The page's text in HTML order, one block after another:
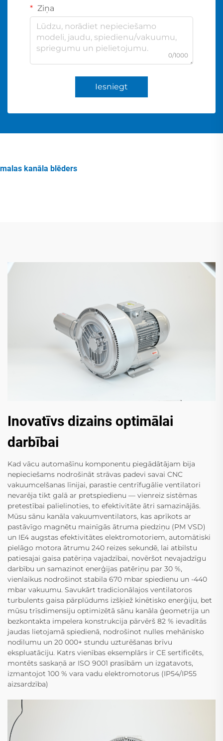
Ziņa
0/1000
Iesniegt
malas kanāla blēders
Inovatīvs dizains optimālai
darbībai
Kad vācu automašīnu komponentu piegādātājam bija
nepieciešams nodrošināt strāvas padevi savai CNC
vakuumcelšanas līnijai, parastie centrīfugālie ventilatori
nevarēja tikt galā ar pretspiedienu — vienreiz sistēmas
pretestībai palielinoties, to efektivitāte ātri samazinājās.
Mūsu sānu kanāla vakuumventilators, kas aprīkots ar
pastāvīgo magnētu mainīgās ātruma piedziņu (PM VSD)
un IE4 augstas efektivitātes elektromotoriem, automātiski
pielāgo motora ātrumu 240 reizes sekundē, lai atbilstu
patiesajai gaisa patēriņa vajadzībai, novēršot nevajadzīgu
darbību un samazinot enerģijas patēriņu par 30 %,
vienlaikus nodrošinot stabila 670 mbar spiedienu un -440
mbar vakuumu. Savukārt tradicionālajos ventilatoros
turbulents gaisa pārplūdums izšķiež kinētisko enerģiju, bet
mūsu trīsdimensiju optimizētā sānu kanāla ģeometrija un
bezkontakta impelera konstrukcija pārvērš 82 % ievadītās
jaudas lietojamā spiedienā, nodrošinot nulles mehānisko
nodilumu un 20 000+ stundu uzturēšanas brīvu
ekspluatāciju. Katrs vienības eksemplārs ir CE sertificēts,
montēts saskaņā ar ISO 9001 prasībām un izgatavots,
izmantojot 100 % vara vadu elektromotorus (IP54/IP55
aizsardzība)